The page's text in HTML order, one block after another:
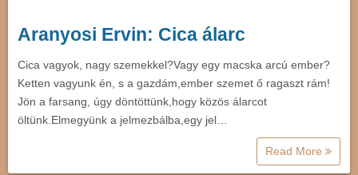
Aranyosi Ervin: Cica álarc
Cica vagyok, nagy szemekkel?Vagy egy macska arcú ember?
Ketten vagyunk én, s a gazdám,ember szemet ő ragaszt rám!
Jön a farsang, úgy döntöttünk,hogy közös álarcot
öltünk.Elmegyünk a jelmezbálba,egy jel…
Read More